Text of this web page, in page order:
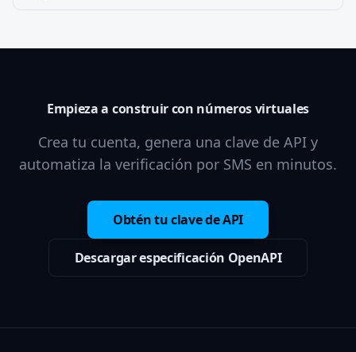
Empieza a construir con números virtuales
Crea tu cuenta, genera una clave de API y
automatiza la verificación por SMS en minutos.
Obtén tu clave de API
Descargar especificación OpenAPI